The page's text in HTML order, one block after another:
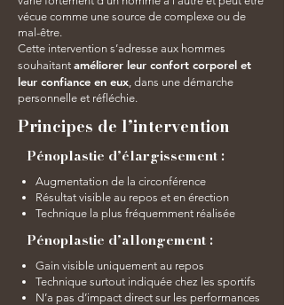
vécue comme une source de complexe ou de
mal-être.
Cette intervention s’adresse aux hommes
souhaitant améliorer leur confort corporel et
leur confiance en eux, dans une démarche
personnelle et réfléchie.
Principes de l’intervention
Pénoplastie d’élargissement :
Augmentation de la circonférence
Résultat visible au repos et en érection
Technique la plus fréquemment réalisée
Pénoplastie d’allongement :
Gain visible uniquement au repos
Technique surtout indiquée chez les sportifs
N’a pas d’impact direct sur les performances